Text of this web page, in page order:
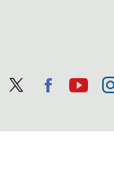
ter
ebo tub